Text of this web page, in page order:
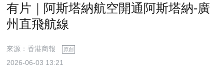
有片｜阿斯塔納航空開通阿斯塔納-廣
州直飛航線
來源：香港商報 原創
2026-06-03 13:21